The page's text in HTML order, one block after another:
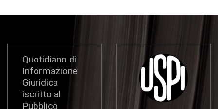
Quotidiano di
Informazione
Giuridica
iscritto al
Pubblico